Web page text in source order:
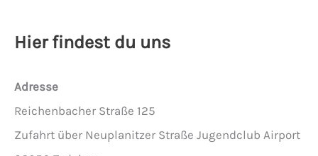
Hier findest du uns
Adresse
Reichenbacher Straße 125
Zufahrt über Neuplanitzer Straße Jugendclub Airport